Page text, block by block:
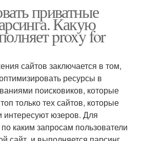
приватные
Какую
proxy for
сайтов заключается в том,
ресурсы в
поисковиков, которые
только тех сайтов, которые
юзеров. Для
каким запросам пользователи